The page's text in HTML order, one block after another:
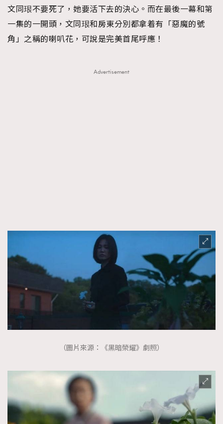
文同珢不要死了，她要活下去的決心。而在最後一幕和第
一集的一開頭，文同珢和房東分別都拿着有「惡魔的號
角」之稱的喇叭花，可說是完美首尾呼應！
Advertisement
（圖片來源：《黑暗榮耀》劇照）